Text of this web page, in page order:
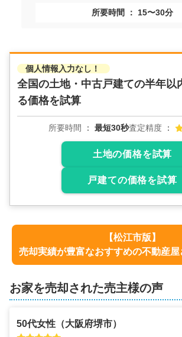
所要時間 15〜30分
個人情報入力なし！
全国の土地・中古戸建ての半年以
る価格を試算
所要時間 最短30秒査定精度
土地の価格を試算
戸建ての価格を試算
【松江市版】
売却実績が豊富なおすすめの不動産
お家を売却された売主様の声
50代女性 （大阪府堺市）